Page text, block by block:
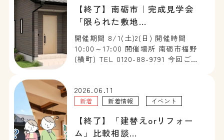
【終了】南砺市｜完成見学会
「限られた敷地…
開催期間 8/1(土)2(日) 開催時間
10:00～17:00 開催場所 南砺市福野
(横町) TEL 0120-88-9791 今回ご見
手に取り込み、家族が心地よく暮ら
せる工夫を随所に取り入れた […]
2026.06.11
新着 新着情報 イベント
【終了】「建替えorリフォー
ム」比較相談…